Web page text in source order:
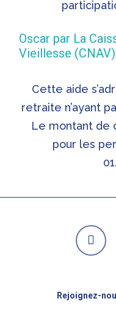
Oscar par La
Vieillesse (CNAV)
Cette aide
retraite n’ayant
Le montant de
pour les
facebook
Rejoignez-